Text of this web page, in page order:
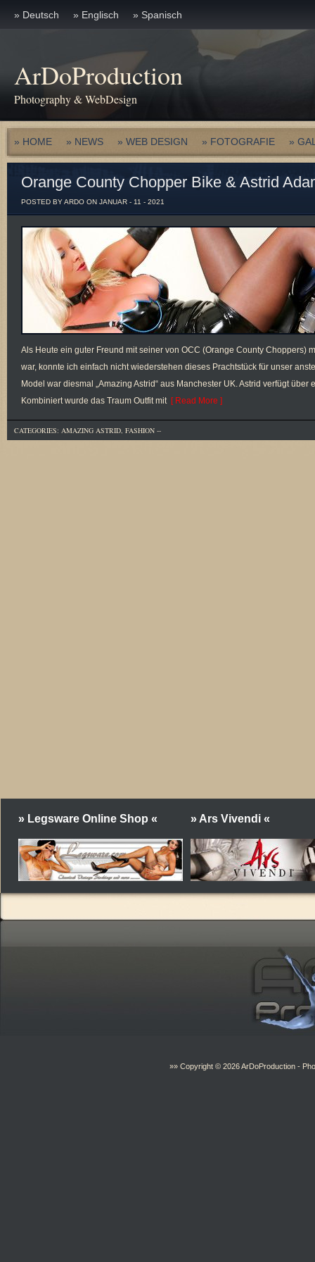
» Deutsch » Englisch » Spanisch
ArDoProduction
Photography & WebDesign
» HOME » NEWS » WEB DESIGN » FOTOGRAFIE »
Orange County Chopper Bike & Astrid
POSTED BY ARDO ON JANUAR - 11 - 2021
Als Heute ein guter Freund mit seiner von OCC (Orange County Choppers)
war, konnte ich einfach nicht wiederstehen dieses Prachtstück für unser
Model war diesmal „Amazing Astrid“ aus Manchester UK. Astrid verfügt
Kombiniert wurde das Traum Outfit mit[ Read More ]
CATEGORIES: AMAZING ASTRID, FASHION --
» Legsware Online Shop « » Ars Vivendi «
»» Copyright © 2026ArDoProduction -